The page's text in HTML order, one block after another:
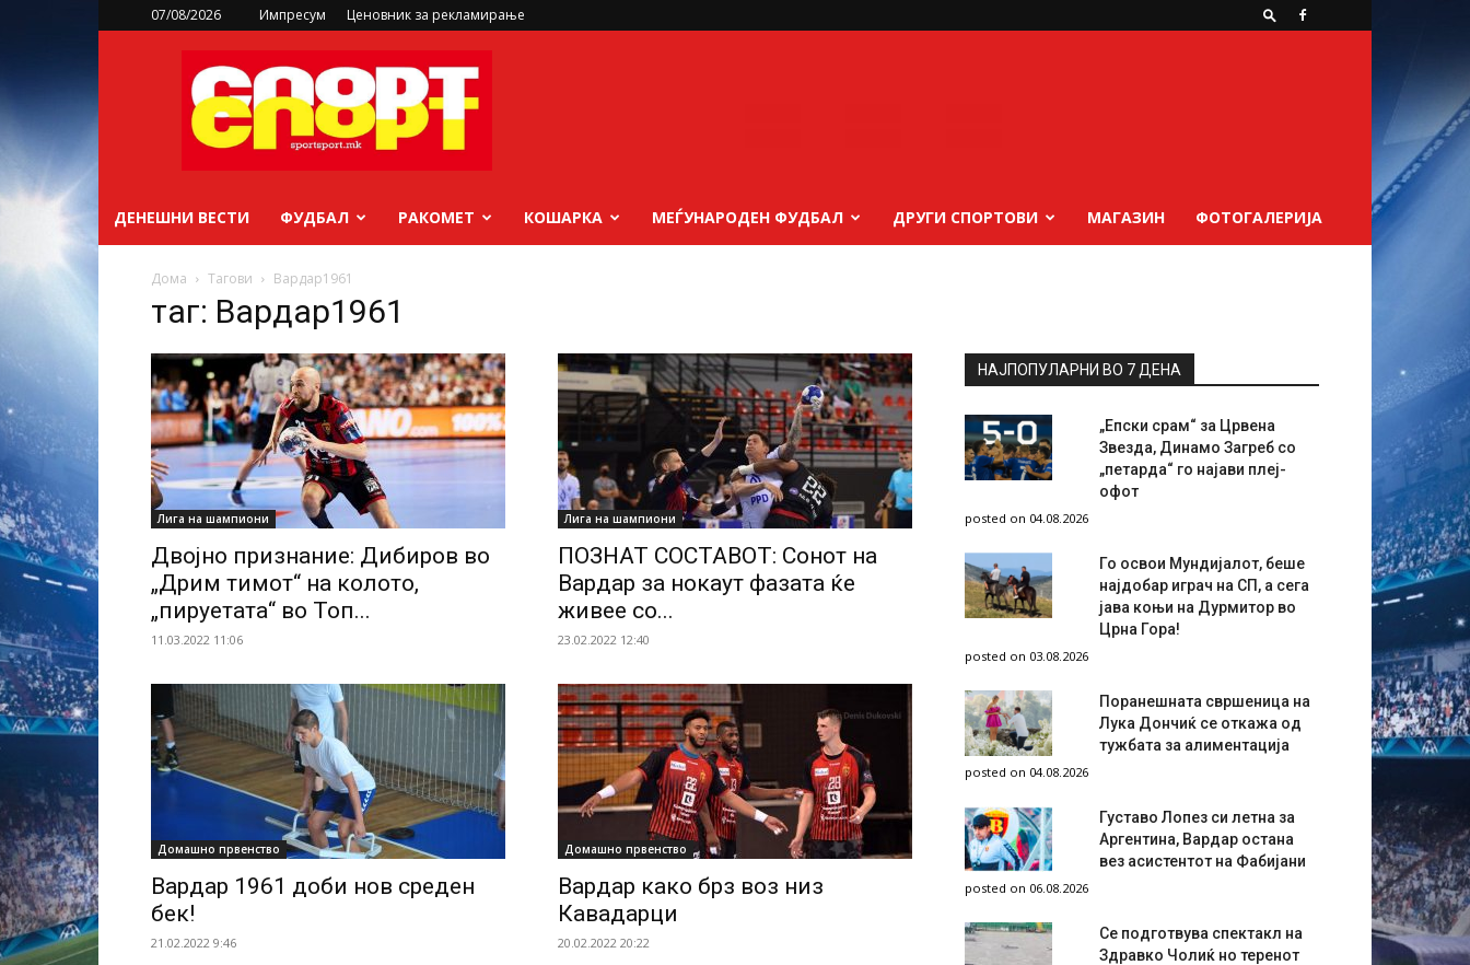
07/08/2026 Импресум Ценовник за рекламирање
sportsport.mk
ДЕНЕШНИ ВЕСТИ ФУДБАЛ РАКОМЕТ КОШАРКА МЕЃУНАРОДЕН ФУДБАЛ ДРУГИ СПОРТОВИ МАГАЗИН ФОТОГАЛЕРИЈА
Дома Тагови Вардар1961
таг: Вардар1961
Лига на шампиони
Двојно признание: Дибиров во
„Дрим тимот“ на колото,
„пируетата“ во Топ...
11.03.2022 11:06
Лига на шампиони
ПОЗНАТ СОСТАВОТ: Сонот на
Вардар за нокаут фазата ќе
живее со...
23.02.2022 12:40
Домашно првенство
Вардар 1961 доби нов среден
бек!
21.02.2022 9:46
Домашно првенство
Вардар како брз воз низ
Кавадарци
20.02.2022 20:22
НАЈПОПУЛАРНИ ВО 7 ДЕНА
„Епски срам“ за Црвена
Звезда, Динамо Загреб со
„петарда“ го најави плеј-
офот
posted on 04.08.2026
Го освои Мундијалот, беше
најдобар играч на СП, а сега
јава коњи на Дурмитор во
Црна Гора!
posted on 03.08.2026
Поранешната свршеница на
Лука Дончиќ се откажа од
тужбата за алиментација
posted on 04.08.2026
Густаво Лопез си летна за
Аргентина, Вардар остана
вез асистентот на Фабијани
posted on 06.08.2026
Се подготвува спектакл на
Здравко Чолиќ но теренот